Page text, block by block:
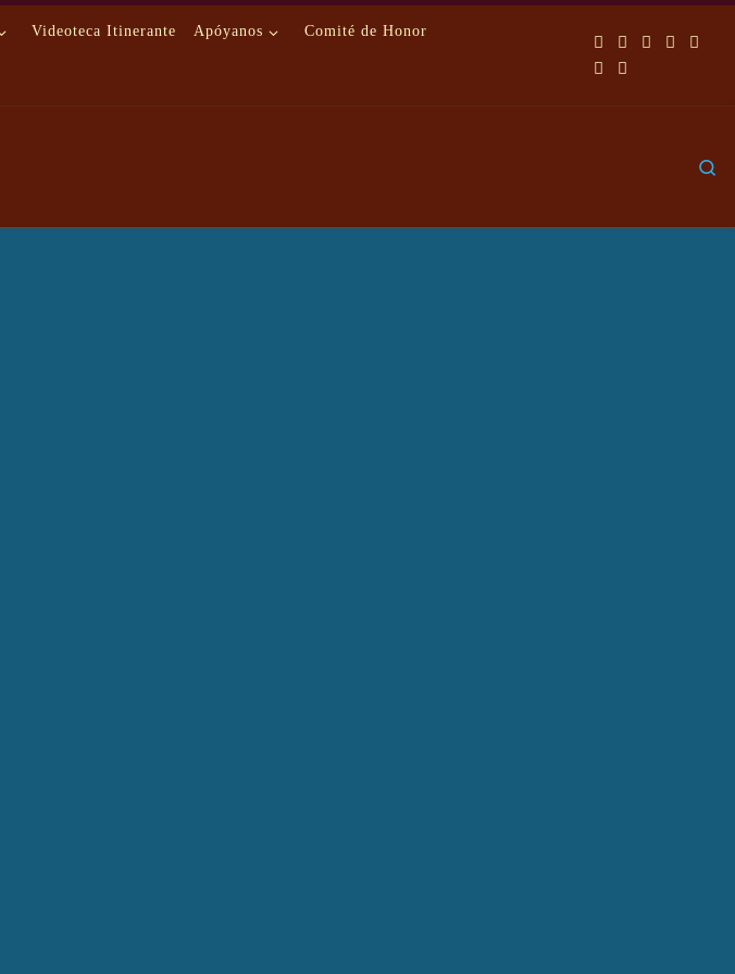
Videoteca Itinerante Apóyanos Comité de Honor